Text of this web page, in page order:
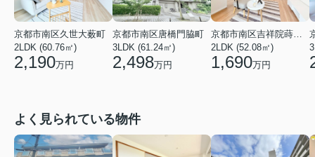
京都市南区久世大薮町
2LDK (60.76㎡)
2,190万円
京都市南区唐橋門脇町
3LDK (61.24㎡)
2,498万円
京都市南区吉祥院蒔絵南町
2LDK (52.08㎡)
1,690万円
よく見られている物件